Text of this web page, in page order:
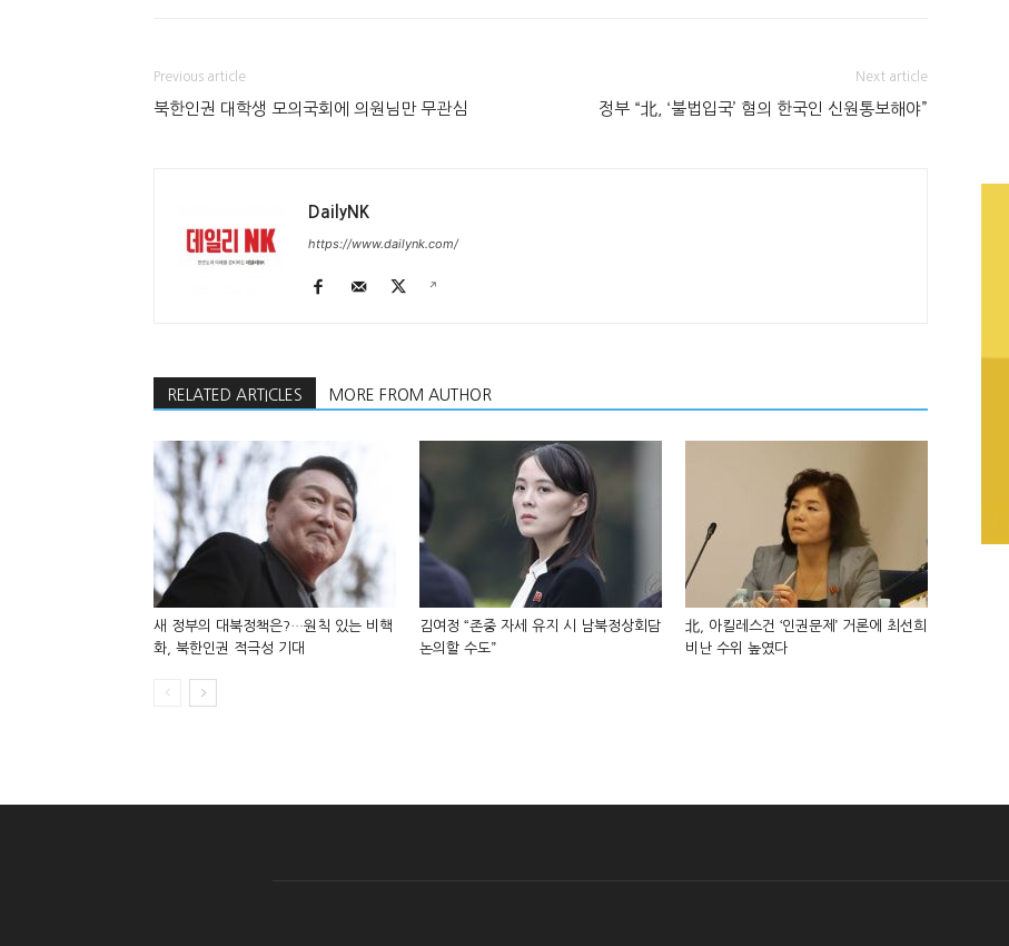
Previous article
북한인권 대학생 모의국회에 의원님만 무관심
Next article
정부 “北, ‘불법입국’ 혐의 한국인 신원통보해야”
DailyNK
https://www.dailynk.com/
RELATED ARTICLES MORE FROM AUTHOR
새 정부의 대북정책은?…원칙 있는 비핵
화, 북한인권 적극성 기대
김여정 “존중 자세 유지 시 남북정상회담
논의할 수도”
北, 아킬레스건 ‘인권문제’ 거론에 최선희
비난 수위 높였다